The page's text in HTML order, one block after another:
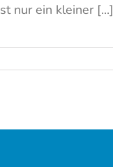
nur ein kleiner [...]